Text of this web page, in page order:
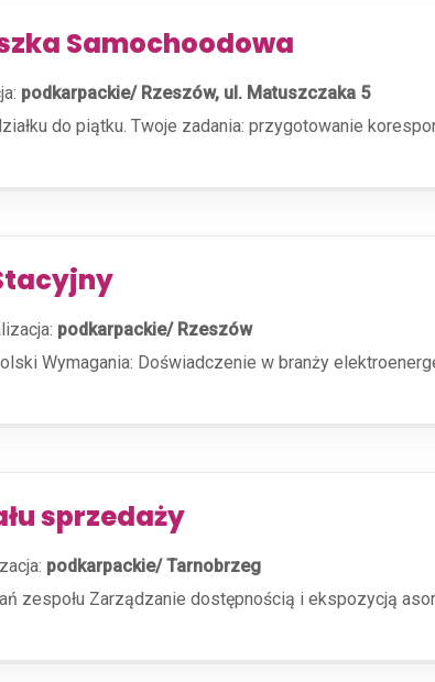
Samochoodowa
podkarpackie/ Rzeszów, ul. Matuszczaka 5
do piątku. Twoje zadania: przygotowanie
podkarpackie/ Rzeszów
Wymagania: Doświadczenie w branży
sprzedaży
podkarpackie/ Tarnobrzeg
zespołu Zarządzanie dostępnością i ekspozycją